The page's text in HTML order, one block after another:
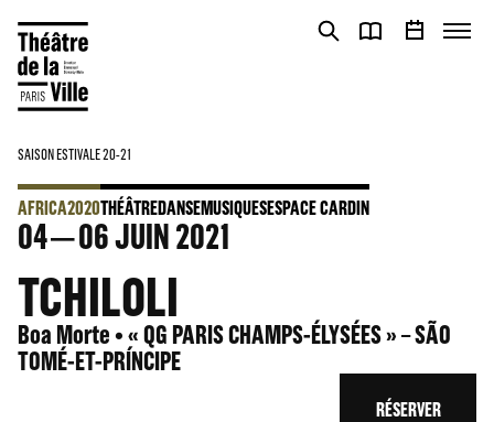
SAISON ESTIVALE 20-21
AFRICA2020THÉÂTREDANSEMUSIQUESESPACE CARDIN
04 06JUIN 2021
TCHILOLI
Boa Morte • « QG PARIS CHAMPS-ÉLYSÉES » – SÃO
TOMÉ-ET-PRÍNCIPE
RÉSERVER